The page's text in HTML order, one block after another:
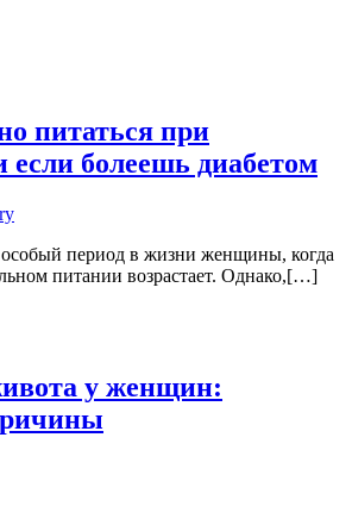
питаться при
если болеешь диабетом
период в жизни женщины, когда
питании возрастает. Однако,[…]
у женщин: